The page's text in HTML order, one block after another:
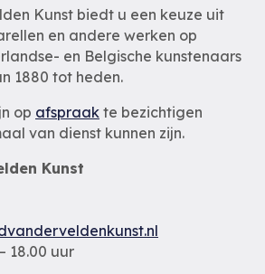
Kunst biedt u een keuze uit
en andere werken op
en Belgische kunstenaars
1880 tot heden.
op afspraak te bezichtigen
van dienst kunnen zijn.
Kunst
18.00 uur